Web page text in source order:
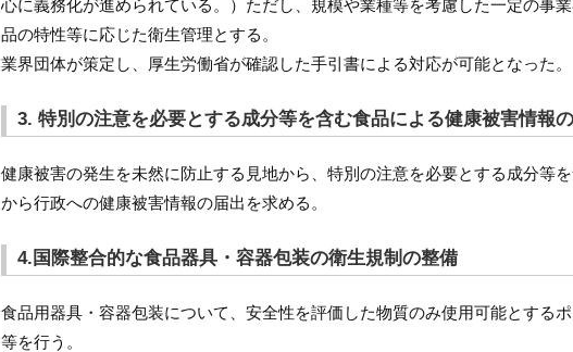
心に義務化が進められている。）ただし、規模や業種等を考慮した一定の事
品の特性等に応じた衛生管理とする。
業界団体が策定し、厚生労働省が確認した手引書による対応が可能となった。
3. 特別の注意を必要とする成分等を含む食品による健康被害情報
健康被害の発生を未然に防止する見地から、特別の注意を必要とする成分等
から行政への健康被害情報の届出を求める。
4.国際整合的な食品器具・容器包装の衛生規制の整備
食品用器具・容器包装について、安全性を評価した物質のみ使用可能とする
等を行う。